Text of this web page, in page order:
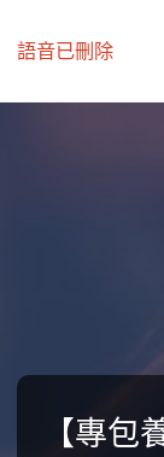
語音已刪除
【專包